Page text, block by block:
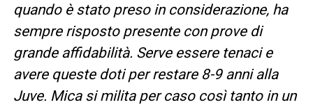
quando è stato preso in considerazione, ha
sempre risposto presente con prove di
grande affidabilità. Serve essere tenaci e
avere queste doti per restare 8-9 anni alla
Juve. Mica si milita per caso così tanto in un